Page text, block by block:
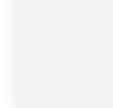
告》，报告显示疫情后